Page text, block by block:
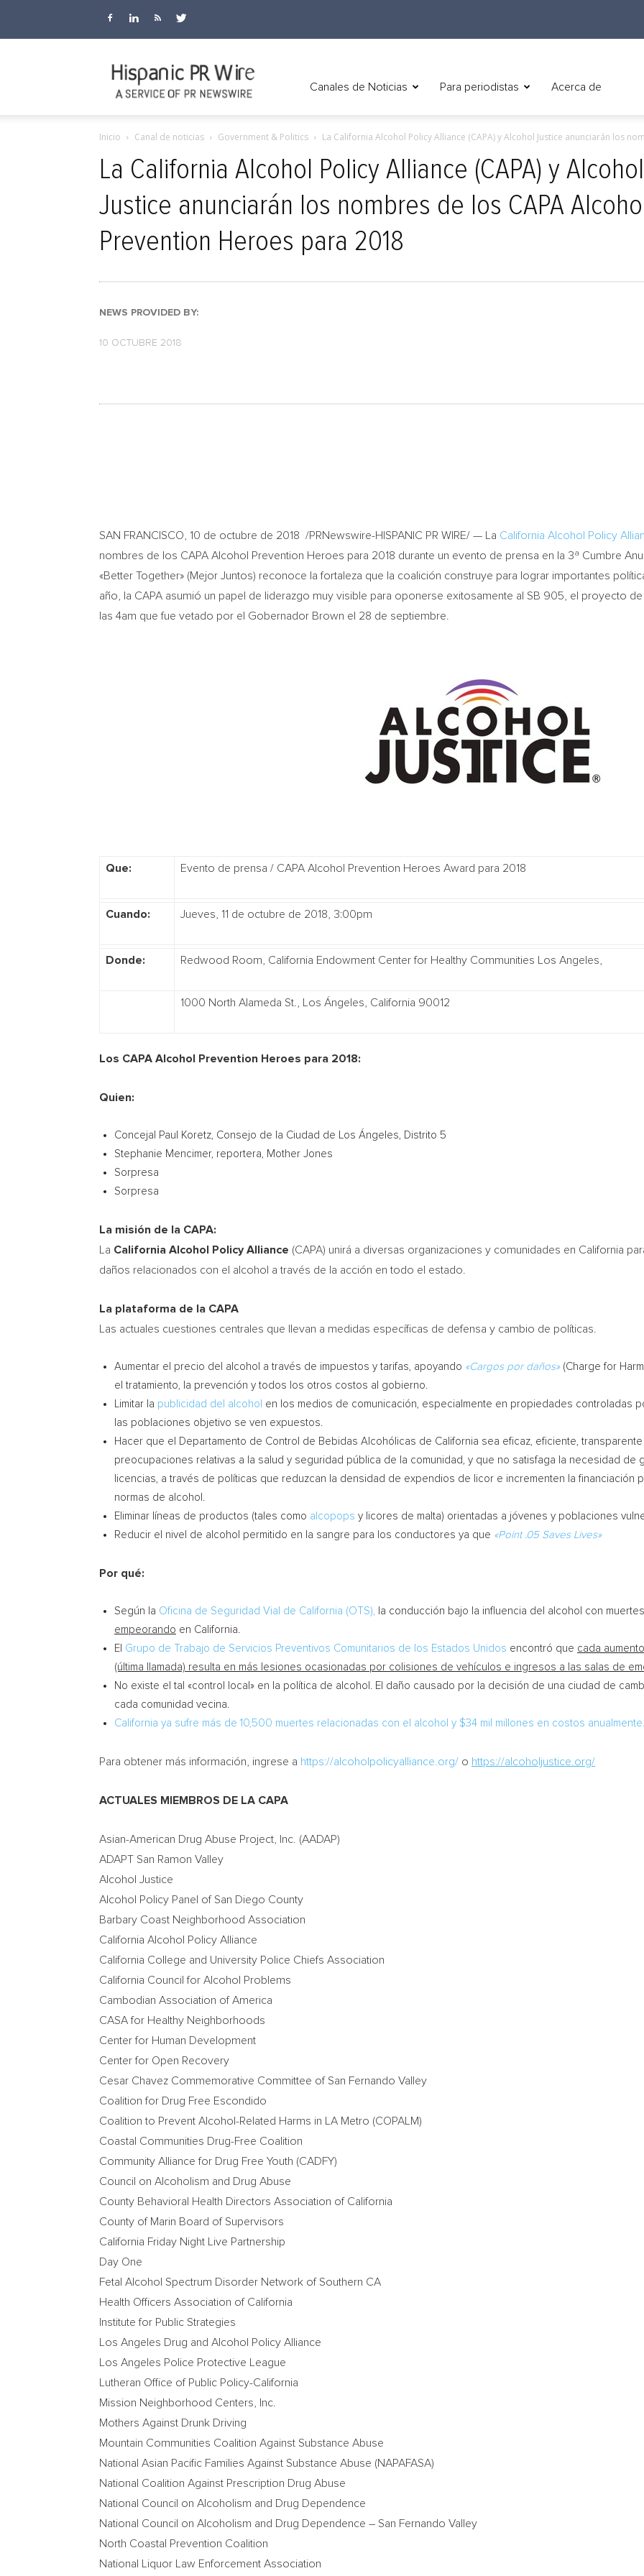
Canales de Noticias Para periodistas Acerca de
Inicio Canal de noticias Government & Politics La California Alcohol Policy Alliance (CAPA) y Alcohol Justice anunciarán los
La California Alcohol Policy Alliance (CAPA) y Alcohol
Justice anunciarán los nombres de los CAPA Alcohol
Prevention Heroes para 2018
NEWS PROVIDED BY:
10 OCTUBRE 2018
SAN FRANCISCO 10 de octubre de 2018 /PRNewswire-HISPANIC PR WIRE/ — La California Alcohol Policy
nombres de los CAPA Alcohol Prevention Heroes para 2018 durante un evento de prensa en la 3ª Cumbre
«Better Together» (Mejor Juntos) reconoce la fortaleza que la coalición construye para lograr importantes
año, la CAPA asumió un papel de liderazgo muy visible para oponerse exitosamente al SB 905, el proyecto
las 4am que fue vetado por el Gobernador Brown el 28 de septiembre.
Que: Evento de prensa / CAPA Alcohol Prevention Heroes Award para 2018
Cuando: Jueves, 11 de octubre de 2018, 3:00pm
Donde: Redwood Room, California Endowment Center for Healthy Communities Los
1000 North Alameda St., Los Ángeles, California 90012
Los CAPA Alcohol Prevention Heroes para 2018:
Quien:
Concejal Paul Koretz, Consejo de la Ciudad de Los Ángeles, Distrito 5
Stephanie Mencimer, reportera, Mother Jones
Sorpresa
Sorpresa
La misión de la CAPA:
La California Alcohol Policy Alliance (CAPA) unirá a diversas organizaciones y comunidades en California
daños relacionados con el alcohol a través de la acción en todo el estado.
La plataforma de la CAPA
Las actuales cuestiones centrales que llevan a medidas específicas de defensa y cambio de políticas.
Aumentar el precio del alcohol a través de impuestos y tarifas, apoyando «Cargos por daños»(Charge for
el tratamiento, la prevención y todos los otros costos al gobierno.
Limitar la publicidad del alcohol en los medios de comunicación, especialmente en propiedades controladas
las poblaciones objetivo se ven expuestos.
Hacer que el Departamento de Control de Bebidas Alcohólicas de California sea eficaz, eficiente,
preocupaciones relativas a la salud y seguridad pública de la comunidad, y que no satisfaga la necesidad de
licencias, a través de políticas que reduzcan la densidad de expendios de licor e incrementen la financiación
normas de alcohol.
Eliminar líneas de productos (tales como alcopops y licores de malta) orientadas a jóvenes y poblaciones
Reducir el nivel de alcohol permitido en la sangre para los conductores ya que «Point .05 Saves Lives»
Por qué:
Según la Oficina de Seguridad Vial de California (OTS), la conducción bajo la influencia del alcohol con
empeorando en California.
El Grupo de Trabajo de Servicios Preventivos Comunitarios de los Estados Unidos encontró que cada
(última llamada) resulta en más lesiones ocasionadas por colisiones de vehículos e ingresos a las salas de
No existe el tal «control local» en la política de alcohol. El daño causado por la decisión de una ciudad de
cada comunidad vecina.
California ya sufre más de 10,500 muertes relacionadas con el alcohol y $34 mil millones en costos anualmente.
Para obtener más información, ingrese a https://alcoholpolicyalliance.org/ o https://alcoholjustice.org/
ACTUALES MIEMBROS DE LA CAPA
Asian-American Drug Abuse Project, Inc. (AADAP)
ADAPT San Ramon Valley
Alcohol Justice
Alcohol Policy Panel of San Diego County
Barbary Coast Neighborhood Association
California Alcohol Policy Alliance
California College and University Police Chiefs Association
California Council for Alcohol Problems
Cambodian Association of America
CASA for Healthy Neighborhoods
Center for Human Development
Center for Open Recovery
Cesar Chavez Commemorative Committee of San Fernando Valley
Coalition for Drug Free Escondido
Coalition to Prevent Alcohol-Related Harms in LA Metro (COPALM)
Coastal Communities Drug-Free Coalition
Community Alliance for Drug Free Youth (CADFY)
Council on Alcoholism and Drug Abuse
County Behavioral Health Directors Association of California
County of Marin Board of Supervisors
California Friday Night Live Partnership
Day One
Fetal Alcohol Spectrum Disorder Network of Southern CA
Health Officers Association of California
Institute for Public Strategies
Los Angeles Drug and Alcohol Policy Alliance
Los Angeles Police Protective League
Lutheran Office of Public Policy-California
Mission Neighborhood Centers, Inc.
Mothers Against Drunk Driving
Mountain Communities Coalition Against Substance Abuse
National Asian Pacific Families Against Substance Abuse (NAPAFASA)
National Coalition Against Prescription Drug Abuse
National Council on Alcoholism and Drug Dependence
National Council on Alcoholism and Drug Dependence – San Fernando Valley
North Coastal Prevention Coalition
National Liquor Law Enforcement Association